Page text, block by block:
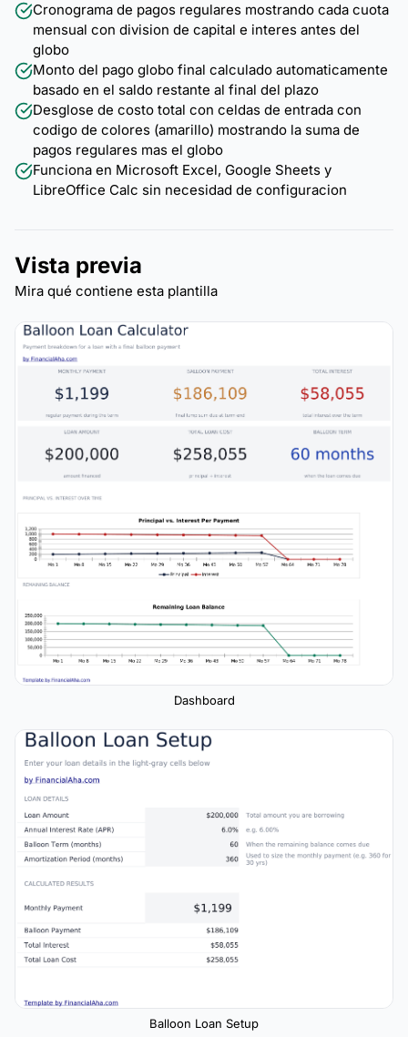
Cronograma de pagos regulares mostrando cada cuota
mensual con division de capital e interes antes del
globo
Monto del pago globo final calculado automaticamente
basado en el saldo restante al final del plazo
Desglose de costo total con celdas de entrada con
codigo de colores (amarillo) mostrando la suma de
pagos regulares mas el globo
Funciona en Microsoft Excel, Google Sheets y
LibreOffice Calc sin necesidad de configuracion
Vista previa
Mira qué contiene esta plantilla
Dashboard
Balloon Loan Setup